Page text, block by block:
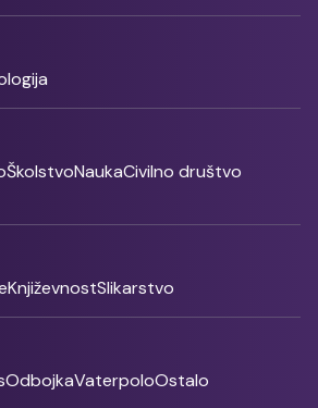
ŠkolstvoNaukaCivilno društvo
KnjiževnostSlikarstvo
OdbojkaVaterpoloOstalo